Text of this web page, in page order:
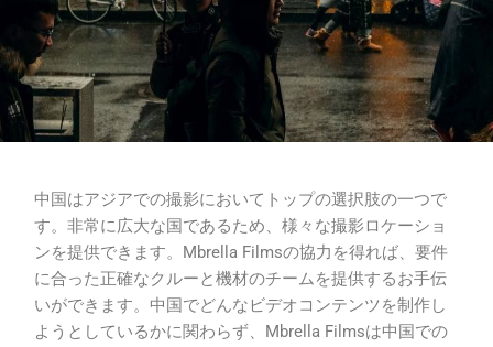
中国はアジアでの撮影においてトップの選択肢の一つで
す。非常に広大な国であるため、様々な撮影ロケーショ
ンを提供できます。Mbrella Filmsの協力を得れば、要件
に合った正確なクルーと機材のチームを提供するお手伝
いができます。中国でどんなビデオコンテンツを制作し
ようとしているかに関わらず、Mbrella Filmsは中国での